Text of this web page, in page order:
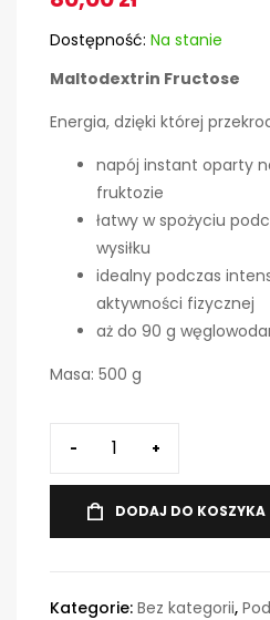
Dostępność: Na stanie
Maltodextrin Fructose
Energia, dzięki której
napój instant oparty
fruktozie
łatwy w spożyciu
wysiłku
idealny podczas
aktywności fizycznej
aż do 90 g
Masa: 500 g
- +
DODAJ DO KOSZYKA
Kategorie: Bez kategorii,